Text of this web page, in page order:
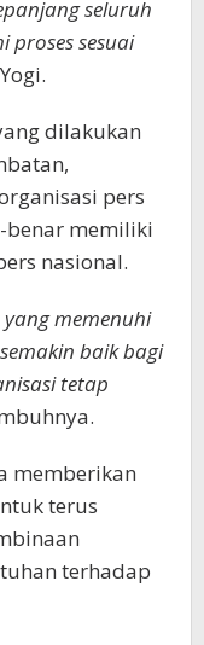
seluruh
proses sesuai
dilakukan
pers
benar memiliki
nasional.
memenuhi
baik bagi
tetap
memberikan
terus
terhadap